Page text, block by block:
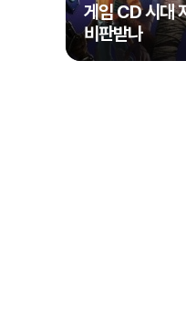
게임 CD 시대
비판받나